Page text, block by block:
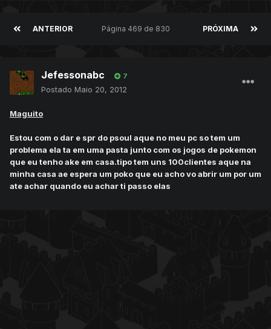
ANTERIOR PRÓXIMA
Página 469 de 830
Jefessonabc 7
Postado Maio 20, 2012
Maguito
Estou com o dar e spr do psoul aque no meu pc so tem um
problema ela ta em uma pasta junto com os jogos de pokemon
que eu tenho ake em casa.tipo tem uns 100clientes aque na
minha casa ae espera um poko que eu acho vo abrir um por um
ate achar quando eu achar ti passo elas